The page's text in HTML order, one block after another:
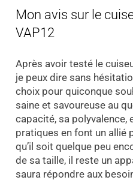
Mon avis sur le
VAP12
Après avoir testé le
je peux dire sans
choix pour quiconque
saine et savoureuse au
capacité, sa
pratiques en font un allié
qu’il soit quelque peu
de sa taille, il reste un
saura répondre aux